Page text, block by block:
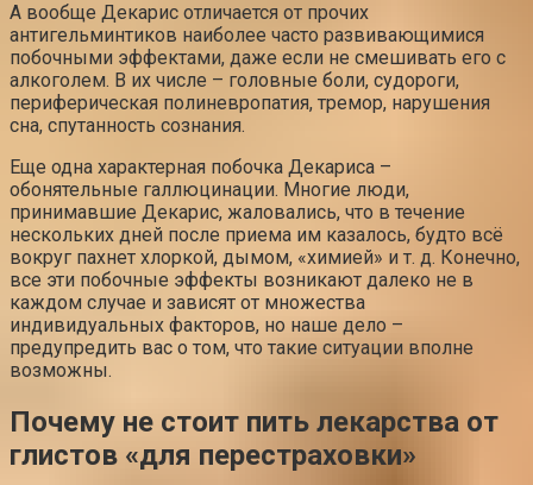
А вообще Декарис отличается от прочих
антигельминтиков наиболее часто развивающимися
побочными эффектами, даже если не смешивать его с
алкоголем. В их числе – головные боли, судороги,
периферическая полиневропатия, тремор, нарушения
сна, спутанность сознания.
Еще одна характерная побочка Декариса –
обонятельные галлюцинации. Многие люди,
принимавшие Декарис, жаловались, что в течение
нескольких дней после приема им казалось, будто всё
вокруг пахнет хлоркой, дымом, «химией» и т. д. Конечно,
все эти побочные эффекты возникают далеко не в
каждом случае и зависят от множества
индивидуальных факторов, но наше дело –
предупредить вас о том, что такие ситуации вполне
возможны.
Почему не стоит пить лекарства от
глистов «для перестраховки»